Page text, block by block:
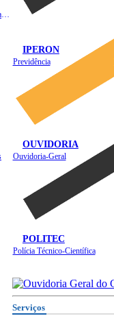
IPERON
Previdência
OUVIDORIA
Ouvidoria-Geral
POLITEC
Polícia Técnico-Científica
Serviços